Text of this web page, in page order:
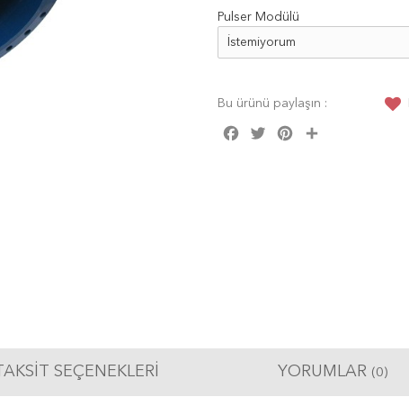
Pulser Modülü
Bu ürünü paylaşın :
Facebook
Twitter Pinterest
TAKSIT SEÇENEKLERI YORUMLAR (0)